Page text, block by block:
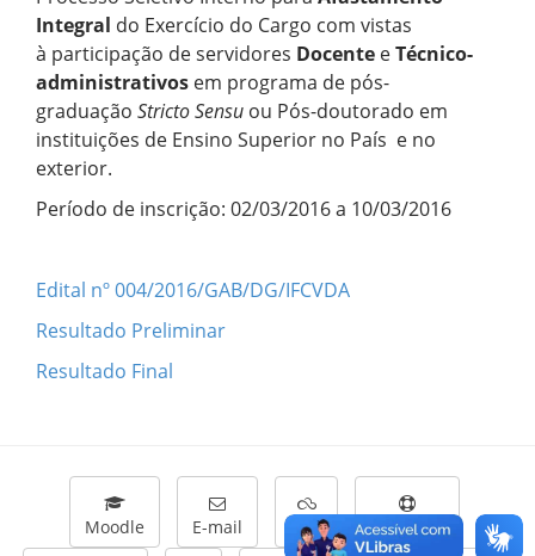
Integral do Exercício do Cargo com vistas
à participação de servidores Docente eTécnico-
administrativos em programa de pós-
graduação Stricto Sensu ou Pós-doutorado em
instituições de Ensino Superior no País e no
exterior.
Período de inscrição: 02/03/2016 a 10/03/2016
Edital nº 004/2016/GAB/DG/IFCVDA
Resultado Preliminar
Resultado Final
Moodle E-mail CEU Helpdesk